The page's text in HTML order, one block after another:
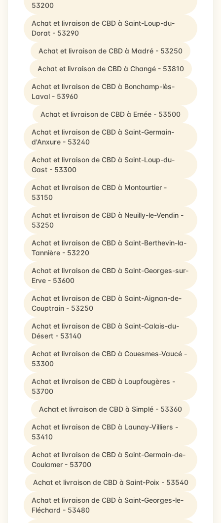
53200
Achat et livraison de CBD à Saint-Loup-du-
Dorat - 53290
Achat et livraison de CBD à Madré - 53250
Achat et livraison de CBD à Changé - 53810
Achat et livraison de CBD à Bonchamp-lès-
Laval - 53960
Achat et livraison de CBD à Ernée - 53500
Achat et livraison de CBD à Saint-Germain-
d'Anxure - 53240
Achat et livraison de CBD à Saint-Loup-du-
Gast - 53300
Achat et livraison de CBD à Montourtier -
53150
Achat et livraison de CBD à Neuilly-le-Vendin -
53250
Achat et livraison de CBD à Saint-Berthevin-la-
Tannière - 53220
Achat et livraison de CBD à Saint-Georges-sur-
Erve - 53600
Achat et livraison de CBD à Saint-Aignan-de-
Couptrain - 53250
Achat et livraison de CBD à Saint-Calais-du-
Désert - 53140
Achat et livraison de CBD à Couesmes-Vaucé -
53300
Achat et livraison de CBD à Loupfougères -
53700
Achat et livraison de CBD à Simplé - 53360
Achat et livraison de CBD à Launay-Villiers -
53410
Achat et livraison de CBD à Saint-Germain-de-
Coulamer - 53700
Achat et livraison de CBD à Saint-Poix - 53540
Achat et livraison de CBD à Saint-Georges-le-
Fléchard - 53480